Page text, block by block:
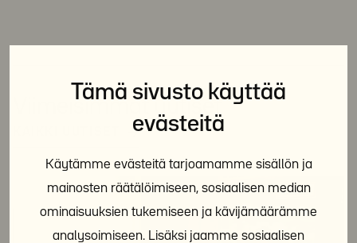
Tämä sivusto käyttää
evästeitä
Käytämme evästeitä tarjoamamme sisällön ja
mainosten räätälöimiseen, sosiaalisen median
ominaisuuksien tukemiseen ja kävijämäärämme
analysoimiseen. Lisäksi jaamme sosiaalisen